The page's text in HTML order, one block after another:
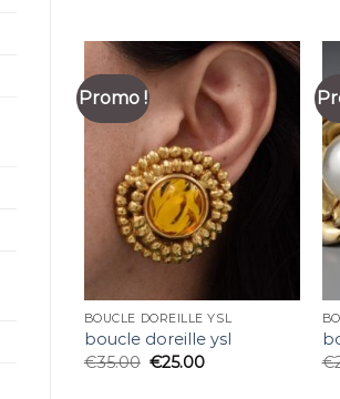
Promo !
BOUCLE DOREILLE YSL
boucle doreille ysl
€35.00 €25.00
€